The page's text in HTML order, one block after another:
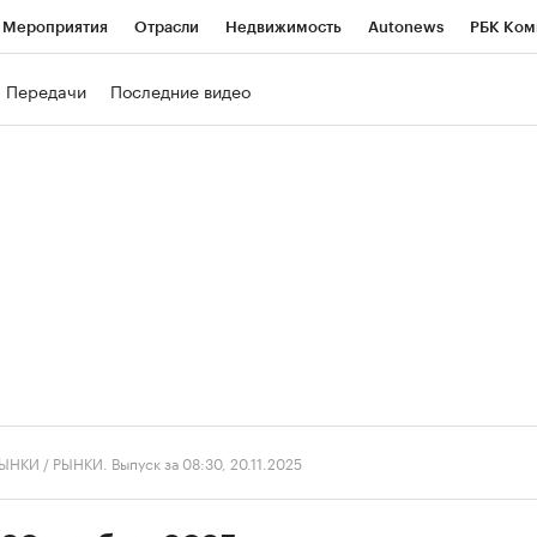
Мероприятия Отрасли Недвижимость Autonews РБК
Передачи Последние видео
/ РЫНКИ. Выпуск за 08:30, 20.11.2025